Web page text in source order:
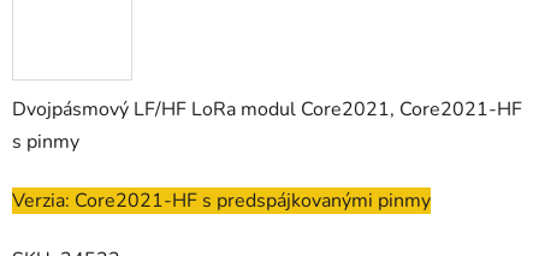
Dvojpásmový LF/HF LoRa modul Core2021, Core2021-HF
s pinmy
Verzia: Core2021-HF s predspájkovanými pinmy